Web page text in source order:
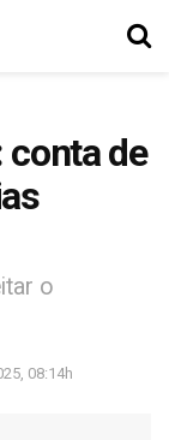
conta de
o
08:14h